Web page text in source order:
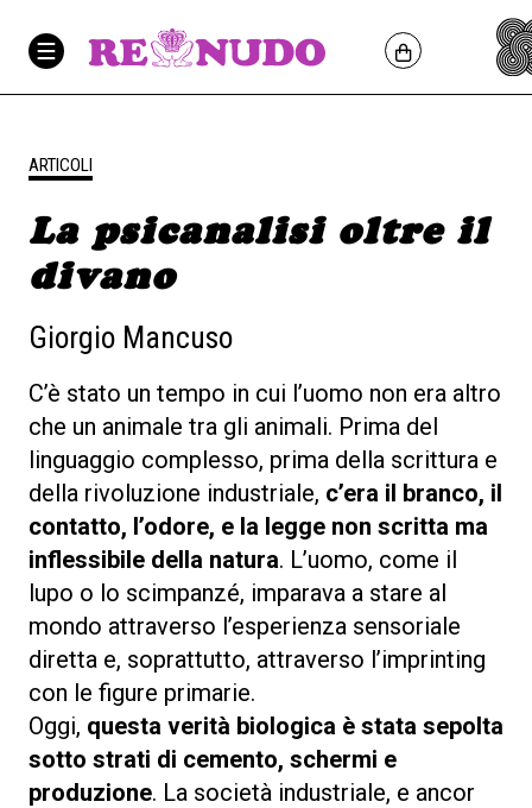
ARTICOLI
La psicanalisi oltre il
divano
Giorgio Mancuso
C’è stato un tempo in cui l’uomo non era altro
che un animale tra gli animali. Prima del
linguaggio complesso, prima della scrittura e
della rivoluzione industriale, c’era il branco, il
contatto, l’odore, e la legge non scritta ma
inflessibile della natura. L’uomo, come il
lupo o lo scimpanzé, imparava a stare al
mondo attraverso l’esperienza sensoriale
diretta e, soprattutto, attraverso l’imprinting
con le figure primarie.
Oggi, questa verità biologica è stata sepolta
sotto strati di cemento, schermi e
produzione. La società industriale, e ancor